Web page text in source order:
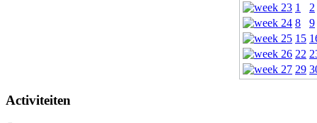
1
2
8
9
15
22
29
Activiteiten